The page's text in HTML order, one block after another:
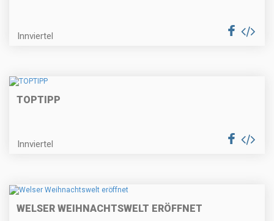
Innviertel
TOPTIPP
Innviertel
WELSER WEIHNACHTSWELT ERÖFFNET